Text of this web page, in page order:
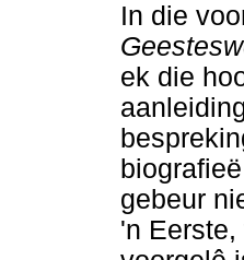
In die
ek die
gebeur
'n